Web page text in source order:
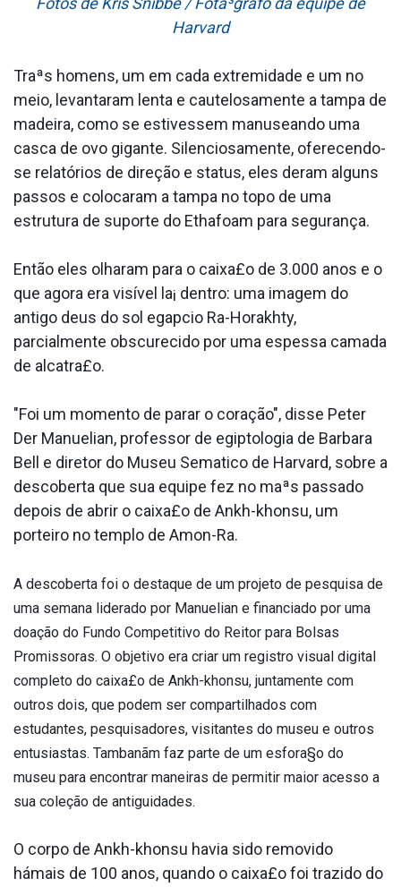
Harvard
Traªs homens, um em cada extremidade e um no
meio, levantaram lenta e cautelosamente a tampa de
madeira, como se estivessem manuseando uma
casca de ovo gigante. Silenciosamente, oferecendo-
se relatórios de direção e status, eles deram alguns
passos e colocaram a tampa no topo de uma
estrutura de suporte do Ethafoam para segurança.
Então eles olharam para o caixa£o de 3.000 anos e o
que agora era visível la¡ dentro: uma imagem do
antigo deus do sol ega­pcio Ra-Horakhty,
parcialmente obscurecido por uma espessa camada
de alcatra£o.
"Foi um momento de parar o coração", disse Peter
Der Manuelian, professor de egiptologia de Barbara
Bell e diretor do Museu Sema­tico de Harvard, sobre a
descoberta que sua equipe fez no maªs passado
depois de abrir o caixa£o de Ankh-khonsu, um
porteiro no templo de Amon-Ra.
A descoberta foi o destaque de um projeto de pesquisa de
uma semana liderado por Manuelian e financiado por uma
doação do Fundo Competitivo do Reitor para Bolsas
Promissoras. O objetivo era criar um registro visual digital
completo do caixa£o de Ankh-khonsu, juntamente com
outros dois, que podem ser compartilhados com
estudantes, pesquisadores, visitantes do museu e outros
entusiastas. Tambanãm faz parte de um esfora§o do
museu para encontrar maneiras de permitir maior acesso a
sua coleção de antiguidades.
O corpo de Ankh-khonsu havia sido removido
hámais de 100 anos, quando o caixa£o foi trazido do